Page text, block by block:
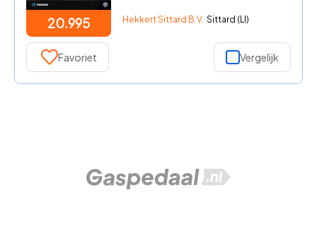
20.995 Hekkert Sittard B.V. Sittard (LI)
Favoriet Vergelijk